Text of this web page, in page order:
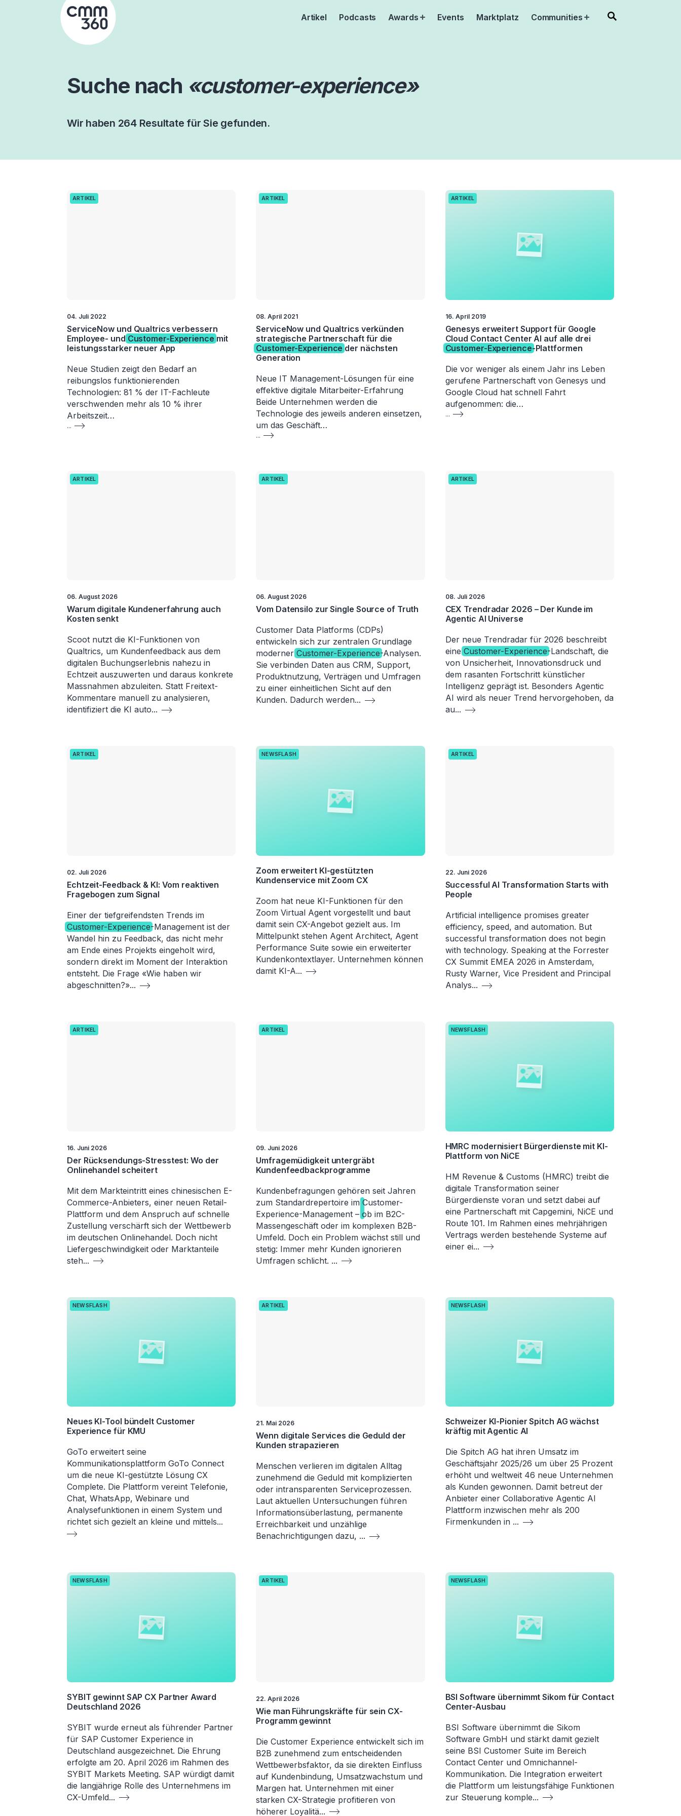
Artikel Podcasts Awards OpenEvents Marktplatz Communities Open
Suche nach «customer-experience»
Wir haben 264 Resultate für Sie gefunden.
ARTIKEL
04. Juli 2022
ServiceNow und Qualtrics verbessern
Employee- und Customer-Experience mit
leistungsstarker neuer App
Neue Studien zeigt den Bedarf an
reibungslos funktionierenden
Technologien: 81 % der IT-Fachleute
verschwenden mehr als 10 % ihrer
Arbeitszeit…
...
ARTIKEL
08. April 2021
ServiceNow und Qualtrics verkünden
strategische Partnerschaft für die
Customer-Experience der nächsten
Generation
Neue IT Management-Lösungen für eine
effektive digitale Mitarbeiter-Erfahrung
Beide Unternehmen werden die
Technologie des jeweils anderen einsetzen,
um das Geschäft…
...
ARTIKEL
16. April 2019
Genesys erweitert Support für Google
Cloud Contact Center AI auf alle drei
Customer-Experience-Plattformen
Die vor weniger als einem Jahr ins Leben
gerufene Partnerschaft von Genesys und
Google Cloud hat schnell Fahrt
aufgenommen: die…
...
ARTIKEL
06. August 2026
Warum digitale Kundenerfahrung auch
Kosten senkt
Scoot nutzt die KI-Funktionen von
Qualtrics, um Kundenfeedback aus dem
digitalen Buchungserlebnis nahezu in
Echtzeit auszuwerten und daraus konkrete
Massnahmen abzuleiten. Statt Freitext-
Kommentare manuell zu analysieren,
identifiziert die KI auto...
ARTIKEL
06. August 2026
Vom Datensilo zur Single Source of Truth
Customer Data Platforms (CDPs)
entwickeln sich zur zentralen Grundlage
modernerCustomer-Experience-Analysen.
Sie verbinden Daten aus CRM, Support,
Produktnutzung, Verträgen und Umfragen
zu einer einheitlichen Sicht auf den
Kunden. Dadurch werden...
ARTIKEL
08. Juli 2026
CEX Trendradar 2026 – Der Kunde im
Agentic AI Universe
Der neue Trendradar für 2026 beschreibt
eineCustomer-Experience-Landschaft, die
von Unsicherheit, Innovationsdruck und
dem rasanten Fortschritt künstlicher
Intelligenz geprägt ist. Besonders Agentic
AI wird als neuer Trend hervorgehoben, da
au...
ARTIKEL
02. Juli 2026
Echtzeit-Feedback & KI: Vom reaktiven
Fragebogen zum Signal
Einer der tiefgreifendsten Trends im
Customer-Experience-Management ist der
Wandel hin zu Feedback, das nicht mehr
am Ende eines Projekts eingeholt wird,
sondern direkt im Moment der Interaktion
entsteht. Die Frage «Wie haben wir
abgeschnitten?»...
NEWSFLASH
Zoom erweitert KI-gestützten
Kundenservice mit Zoom CX
Zoom hat neue KI-Funktionen für den
Zoom Virtual Agent vorgestellt und baut
damit sein CX-Angebot gezielt aus. Im
Mittelpunkt stehen Agent Architect, Agent
Performance Suite sowie ein erweiterter
Kundenkontextlayer. Unternehmen können
damit KI-A...
ARTIKEL
22. Juni 2026
Successful AI Transformation Starts with
People
Artificial intelligence promises greater
efficiency, speed, and automation. But
successful transformation does not begin
with technology. Speaking at the Forrester
CX Summit EMEA 2026 in Amsterdam,
Rusty Warner, Vice President and Principal
Analys...
ARTIKEL
16. Juni 2026
Der Rücksendungs-Stresstest: Wo der
Onlinehandel scheitert
Mit dem Markteintritt eines chinesischen E-
Commerce-Anbieters, einer neuen Retail-
Plattform und dem Anspruch auf schnelle
Zustellung verschärft sich der Wettbewerb
im deutschen Onlinehandel. Doch nicht
Liefergeschwindigkeit oder Marktanteile
steh...
ARTIKEL
09. Juni 2026
Umfragemüdigkeit untergräbt
Kundenfeedbackprogramme
Kundenbefragungen gehören seit Jahren
zum Standardrepertoire imCustomer-
Experience-Management – ob im B2C-
Massengeschäft oder im komplexen B2B-
Umfeld. Doch ein Problem wächst still und
stetig: Immer mehr Kunden ignorieren
Umfragen schlicht. ...
NEWSFLASH
HMRC modernisiert Bürgerdienste mit KI-
Plattform von NiCE
HM Revenue & Customs (HMRC) treibt die
digitale Transformation seiner
Bürgerdienste voran und setzt dabei auf
eine Partnerschaft mit Capgemini, NiCE und
Route 101. Im Rahmen eines mehrjährigen
Vertrags werden bestehende Systeme auf
einer ei...
NEWSFLASH
Neues KI-Tool bündelt Customer
Experience für KMU
GoTo erweitert seine
Kommunikationsplattform GoTo Connect
um die neue KI-gestützte Lösung CX
Complete. Die Plattform vereint Telefonie,
Chat, WhatsApp, Webinare und
Analysefunktionen in einem System und
richtet sich gezielt an kleine und mittels...
ARTIKEL
21. Mai 2026
Wenn digitale Services die Geduld der
Kunden strapazieren
Menschen verlieren im digitalen Alltag
zunehmend die Geduld mit komplizierten
oder intransparenten Serviceprozessen.
Laut aktuellen Untersuchungen führen
Informationsüberlastung, permanente
Erreichbarkeit und unzählige
Benachrichtigungen dazu, ...
NEWSFLASH
Schweizer KI-Pionier Spitch AG wächst
kräftig mit Agentic AI
Die Spitch AG hat ihren Umsatz im
Geschäftsjahr 2025/26 um über 25 Prozent
erhöht und weltweit 46 neue Unternehmen
als Kunden gewonnen. Damit betreut der
Anbieter einer Collaborative Agentic AI
Plattform inzwischen mehr als 200
Firmenkunden in ...
NEWSFLASH
SYBIT gewinnt SAP CX Partner Award
Deutschland 2026
SYBIT wurde erneut als führender Partner
für SAP Customer Experience in
Deutschland ausgezeichnet. Die Ehrung
erfolgte am 20. April 2026 im Rahmen des
SYBIT Markets Meeting. SAP würdigt damit
die langjährige Rolle des Unternehmens im
CX-Umfeld...
ARTIKEL
22. April 2026
Wie man Führungskräfte für sein CX-
Programm gewinnt
Die Customer Experience entwickelt sich im
B2B zunehmend zum entscheidenden
Wettbewerbsfaktor, da sie direkten Einfluss
auf Kundenbindung, Umsatzwachstum und
Margen hat. Unternehmen mit einer
starken CX-Strategie profitieren von
höherer Loyalitä...
NEWSFLASH
BSI Software übernimmt Sikom für Contact
Center-Ausbau
BSI Software übernimmt die Sikom
Software GmbH und stärkt damit gezielt
seine BSI Customer Suite im Bereich
Contact Center und Omnichannel-
Kommunikation. Die Integration erweitert
die Plattform um leistungsfähige Funktionen
zur Steuerung komple...